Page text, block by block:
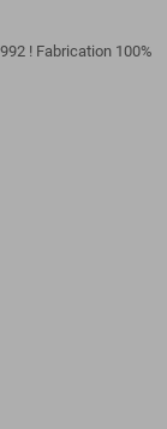
! Fabrication 100%